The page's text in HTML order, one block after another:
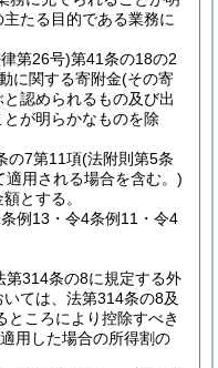
たる目的である業務に
第26号)第41条の18の2
に関する寄附金(その寄
認められるもの及び出
が明らかなものを除
の7第11項(法附則第5条
用される場合を含む。)
とする。
例13・令4条例11・令4
第314条の8に規定する外
ては、法第314条の8及
ころにより控除すべき
用した場合の所得割の